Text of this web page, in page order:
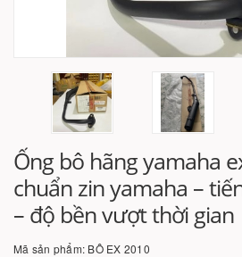
Ống bô hãng yamaha
chuẩn zin yamaha –
– độ bền vượt thời gian
Mã sản phẩm: BÔ EX 2010